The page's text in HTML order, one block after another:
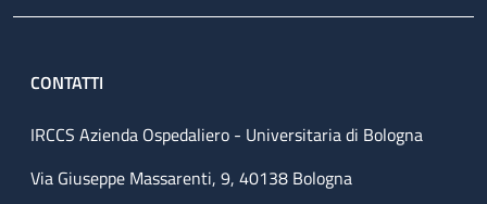
CONTATTI
IRCCS Azienda Ospedaliero - Universitaria di Bologna
Via Giuseppe Massarenti, 9, 40138 Bologna